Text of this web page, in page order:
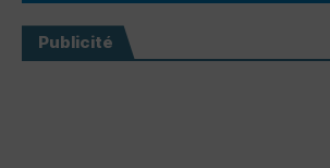
Publicité